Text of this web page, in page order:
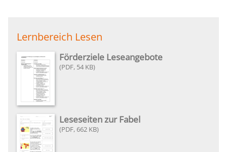
Lernbereich Lesen
Förderziele Leseangebote
54 KB
Leseseiten zur Fabel
662 KB